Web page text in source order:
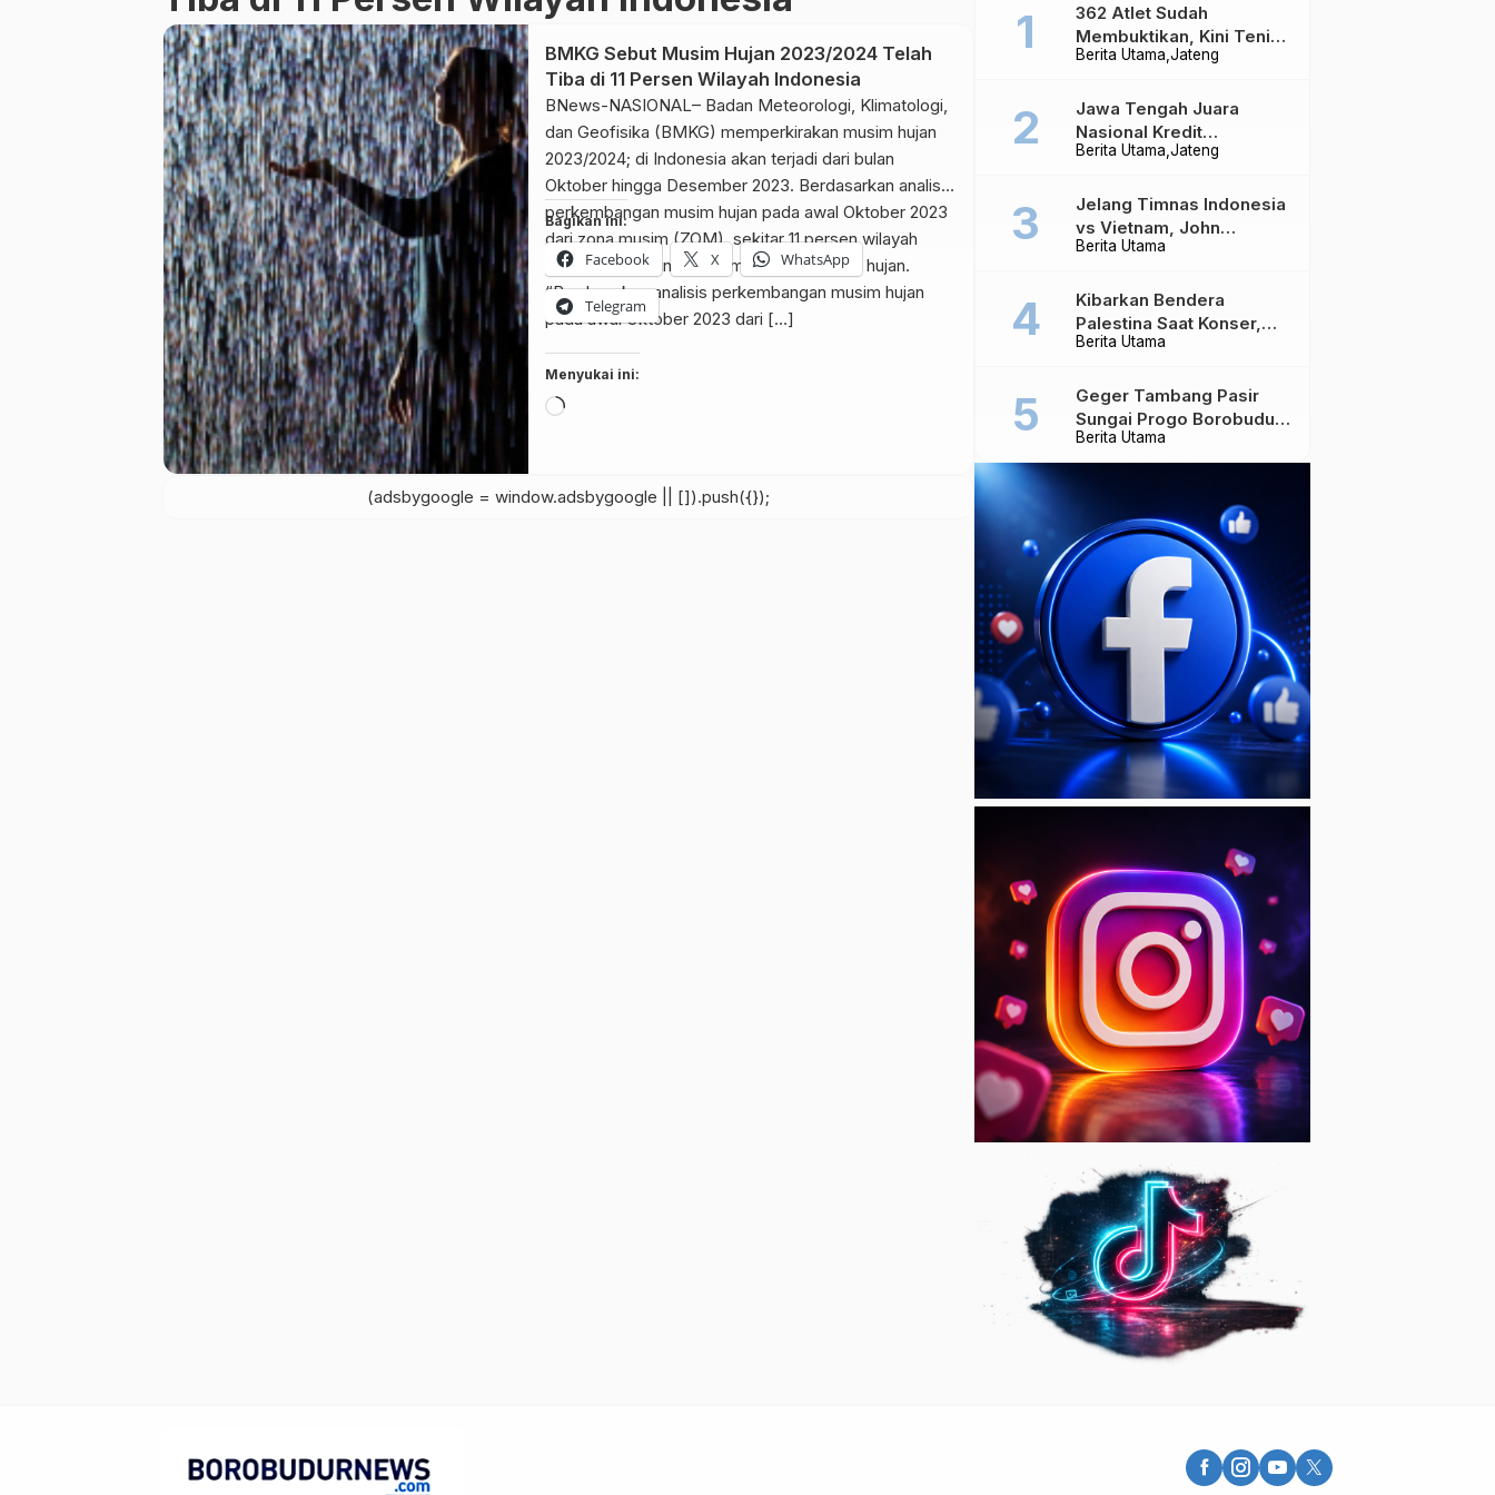
BMKG Sebut Musim Hujan 2023/2024 Telah
Tiba di 11 Persen Wilayah Indonesia
BNews-NASIONAL– Badan Meteorologi, Klimatologi,
dan Geofisika (BMKG) memperkirakan musim hujan
2023/2024; di Indonesia akan terjadi dari bulan
Oktober hingga Desember 2023. Berdasarkan analisis
perkembangan musim hujan pada awal Oktober 2023
dari zona musim (ZOM), sekitar 11 persen wilayah
Indonesia saat ini sudah memasuki musim hujan.
“Berdasarkan analisis perkembangan musim hujan
pada awal Oktober 2023 dari […]
Bagikan ini:
Facebook X WhatsApp
Telegram
Menyukai ini:
Memuat...
(adsbygoogle = window.adsbygoogle || []).push({});
Berita Utama Jateng
362 Atlet Sudah
Membuktikan, Kini Tenis
Meja Jateng Dibidik Jadi
Berita Utama Jateng
Jawa Tengah Juara
Nasional Kredit
Perumahan, Realisasi
Berita Utama
Jelang Timnas Indonesia
vs Vietnam, John
Herdman Ungkap Hal
Berita Utama
Kibarkan Bendera
Palestina Saat Konser,
Massive Attack Dilarang
Berita Utama
Geger Tambang Pasir
Sungai Progo Borobudur,
Warga Sambeng Hentikan
Alat Berat dan Usir Truk